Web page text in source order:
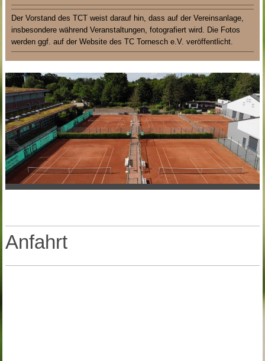
Der Vorstand des TCT weist darauf hin, dass auf der Vereinsanlage,
insbesondere während Veranstaltungen, fotografiert wird. Die Fotos
werden ggf. auf der Website des TC Tornesch e.V. veröffentlicht.
Anfahrt